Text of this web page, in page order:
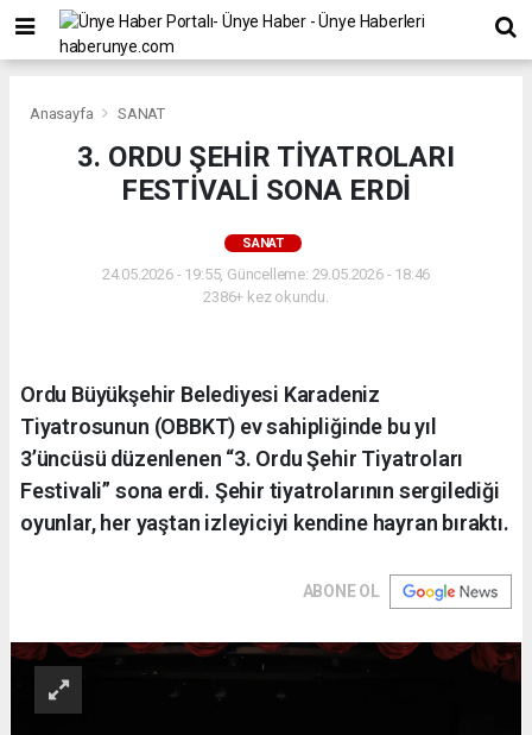
Anasayfa SANAT
3. ORDU ŞEHİR TİYATROLARI
FESTİVALİ SONA ERDİ
SANAT
24.05.2026 - 19:55, Güncelleme: 29.05.2026 - 18:46
2386+ kez okundu.
Ordu Büyükşehir Belediyesi Karadeniz
Tiyatrosunun (OBBKT) ev sahipliğinde bu yıl
3’üncüsü düzenlenen “3. Ordu Şehir Tiyatroları
Festivali” sona erdi. Şehir tiyatrolarının sergilediği
oyunlar, her yaştan izleyiciyi kendine hayran bıraktı.
ABONE OL